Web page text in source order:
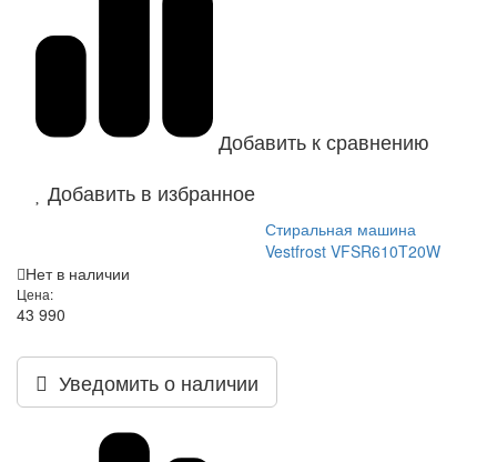
Добавить к сравнению
Добавить в избранное
Стиральная машина
Vestfrost VFSR610T20W
Нет в наличии
Цена:
43 990
Уведомить о наличии